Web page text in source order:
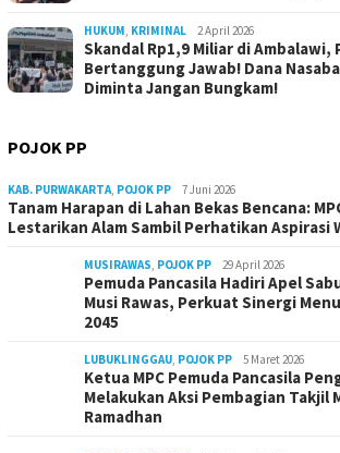
HUKUM KRIMINAL 2 April 2026
Skandal Rp1,9 Miliar di Ambalawi,
Bertanggung Jawab! Dana
Diminta Jangan Bungkam!
POJOK PP
KAB. PURWAKARTA POJOK PP 7 Juni 2026
Tanam Harapan di Lahan Bekas Bencana:
Lestarikan Alam Sambil Perhatikan Aspirasi
MUSIRAWAS POJOK PP 29 April 2026
Pemuda Pancasila Hadiri Apel
Musi Rawas, Perkuat Sinergi
2045
LUBUKLINGGAU POJOK PP 5 Maret 2026
Ketua MPC Pemuda Pancasila
Melakukan Aksi Pembagian Takjil
Ramadhan